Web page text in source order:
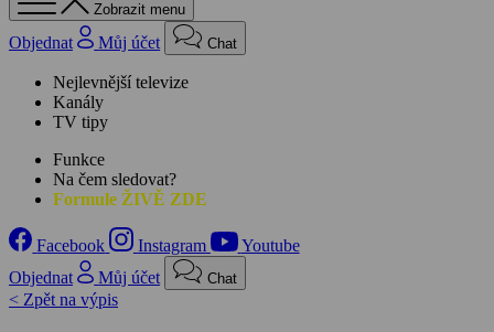
Zobrazit menu
Objednat Můj účet Chat
Nejlevnější televize
Kanály
TV tipy
Funkce
Na čem sledovat?
Formule ŽIVĚ ZDE
Facebook Instagram
Youtube
Objednat
Můj účet Chat
< Zpět na výpis